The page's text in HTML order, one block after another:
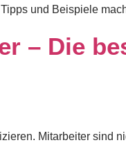
und Beispiele
– Die
Mitarbeiter sind